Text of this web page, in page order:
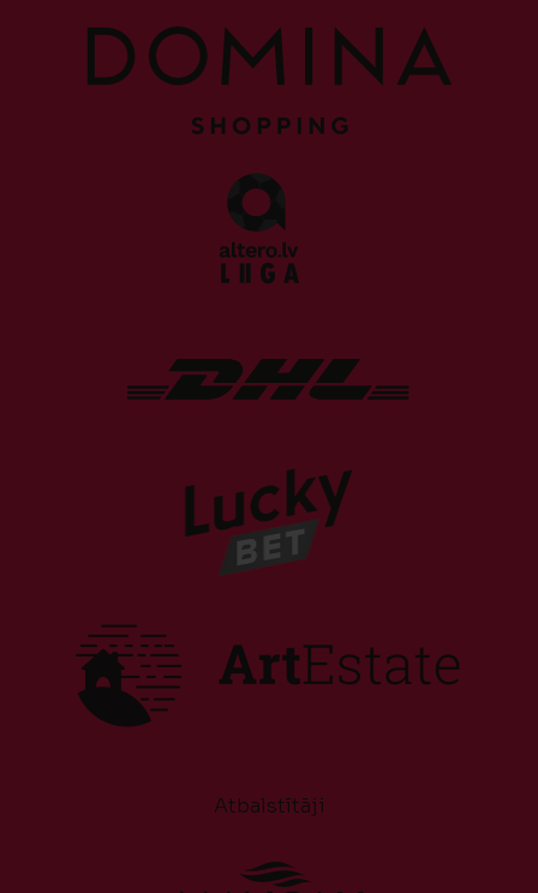
Atbalstītāji